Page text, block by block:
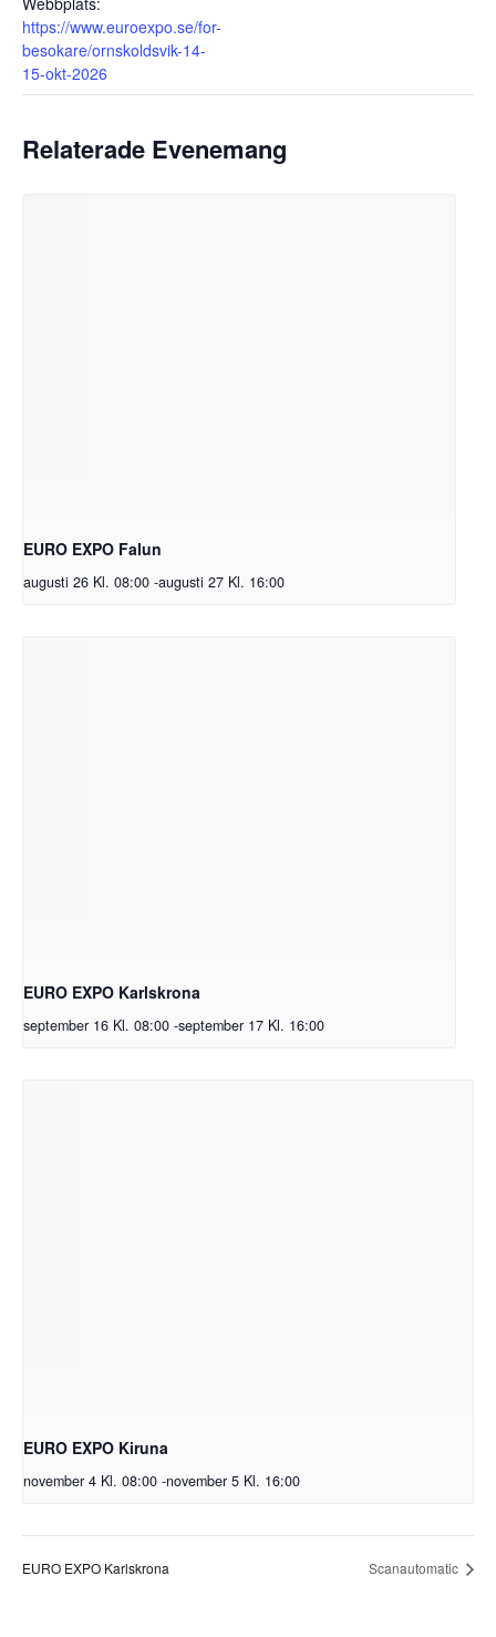
https://www.euroexpo.se/for-
besokare/ornskoldsvik-14-
15-okt-2026
Relaterade Evenemang
EURO EXPO Falun
augusti 26 Kl. 08:00 -augusti 27 Kl. 16:00
EURO EXPO Karlskrona
september 16 Kl. 08:00 -september 17 Kl. 16:00
EURO EXPO Kiruna
november 4 Kl. 08:00 -november 5 Kl. 16:00
EURO EXPO Karlskrona Scanautomatic